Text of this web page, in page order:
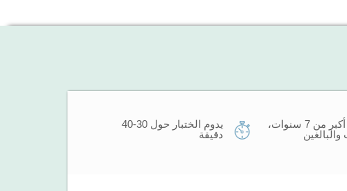
للأطفال أكبر من 7 سنوات،
والبالغين
يدوم الختبار حول 30-40
دقيقة